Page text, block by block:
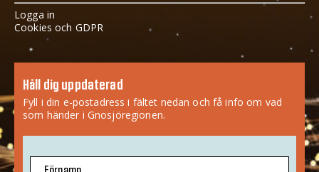
Logga in
Cookies och GDPR
Håll dig uppdaterad
Fyll i din e-postadress i fältet nedan och få info om vad
som händer i Gnosjöregionen.